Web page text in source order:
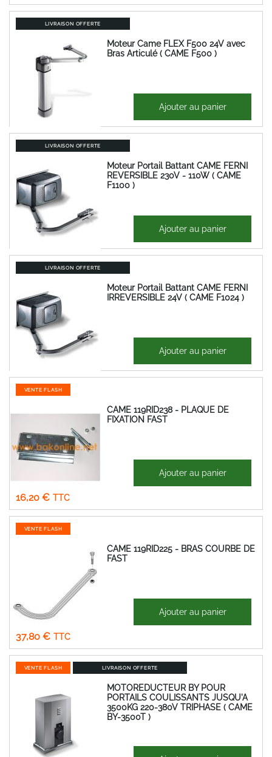
LIVRAISON OFFERTE
Moteur Came FLEX F500 24V avec
Bras Articulé ( CAME F500 )
604,33 €
503,61 € Ajouter au panier
LIVRAISON OFFERTE
Moteur Portail Battant CAME FERNI
REVERSIBLE 230V - 110W ( CAME
F1100 )
1 011,66 €
843,05 € Ajouter au panier
LIVRAISON OFFERTE
Moteur Portail Battant CAME FERNI
IRREVERSIBLE 24V ( CAME F1024 )
1 171,84 €
976,53 € Ajouter au panier
VENTE FLASH
CAME 119RID238 - PLAQUE DE
FIXATION FAST
Prix
16,20 €
Ajouter au panier
VENTE FLASH
CAME 119RID225 - BRAS COURBE DE
FAST
Prix
37,80 €
74,50 € Ajouter au panier
VENTE FLASH LIVRAISON OFFERTE
MOTOREDUCTEUR BY POUR
PORTAILS COULISSANTS JUSQU'A
3500KG 220-380V TRIPHASE ( CAME
BY-3500T )
5 187,60 €